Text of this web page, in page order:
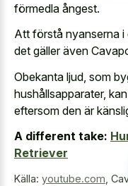
förmedla ångest.
Att förstå nyanserna i
det gäller även
Obekanta ljud, som
hushållsapparater,
eftersom den är
A different take:
Retriever
Källa: youtube.com